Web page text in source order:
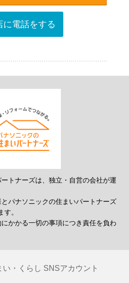
に電話をする
トナーズは、独立・自営の会社が運
パナソニックの住まいパートナーズ
。
かかる一切の事項につき責任を負わ
・くらし SNSアカウント